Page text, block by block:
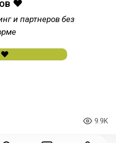
❤️
и партнеров без
9.9K